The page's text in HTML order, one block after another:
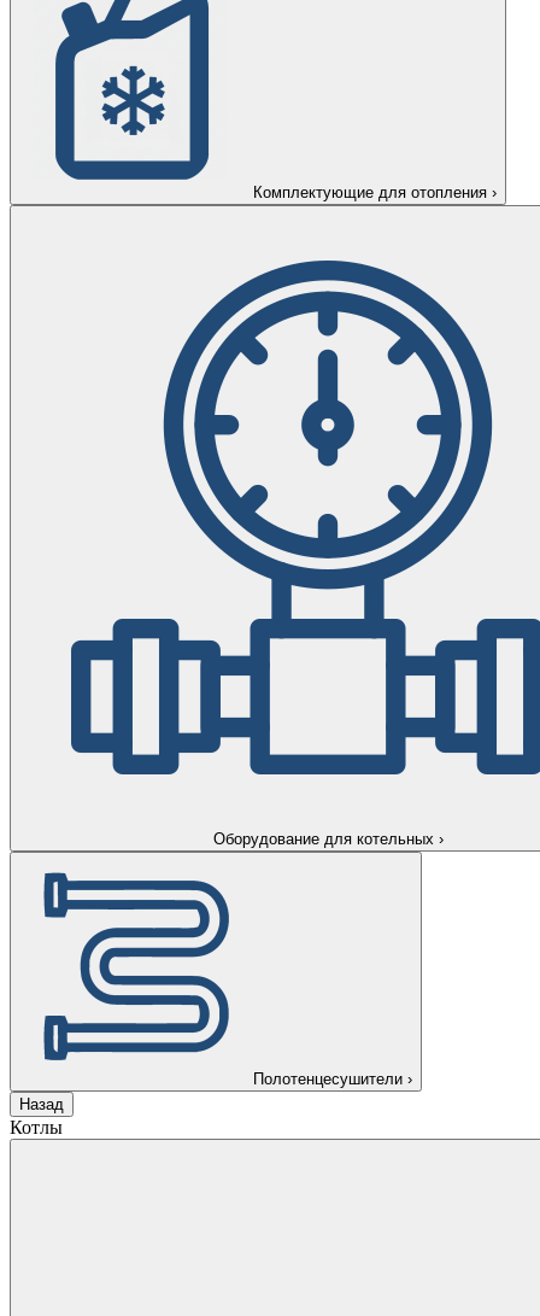
Комплектующие для отопления ›
Оборудование для котельных ›
Полотенцесушители ›
Назад
Котлы